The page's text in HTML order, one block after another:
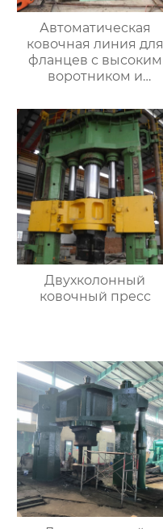
Автоматическая
ковочная линия для
фланцев с высоким
воротником и
Двухколонный
ковочный пресс